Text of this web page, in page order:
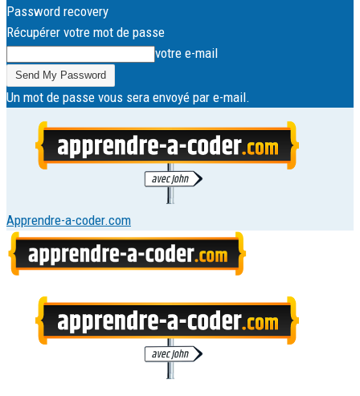
Password recovery
Récupérer votre mot de passe
votre e-mail
Un mot de passe vous sera envoyé par e-mail.
Apprendre-a-coder.com